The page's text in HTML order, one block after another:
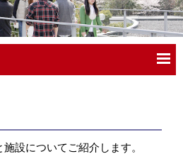
設についてご紹介します。